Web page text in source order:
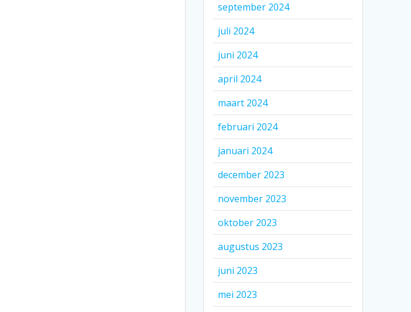
september 2024
juli 2024
juni 2024
april 2024
maart 2024
februari 2024
januari 2024
december 2023
november 2023
oktober 2023
augustus 2023
juni 2023
mei 2023